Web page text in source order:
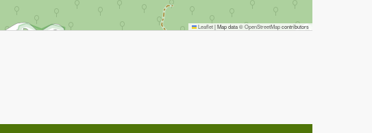
Leaflet|Map data ©OpenStreetMapcontributors